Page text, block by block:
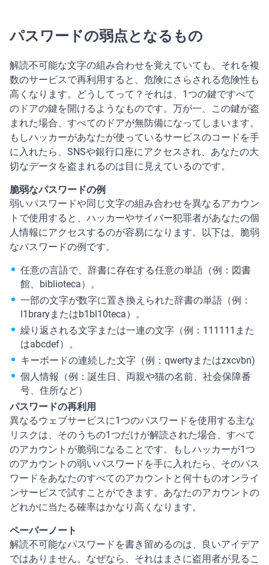
パスワードの弱点となるもの
解読不可能な文字の組み合わせを覚えていても、それを複
数のサービスで再利用すると、危険にさらされる危険性も
高くなります。どうしてって？それは、1つの鍵ですべて
のドアの鍵を開けるようなものです。万が一、この鍵が盗
まれた場合、すべてのドアが無防備になってしまいます。
もしハッカーがあなたが使っているサービスのコードを手
に入れたら、SNSや銀行口座にアクセスされ、あなたの大
切なデータを盗まれるのは目に見えているのです。
脆弱なパスワードの例
弱いパスワードや同じ文字の組み合わせを異なるアカウン
トで使用すると、ハッカーやサイバー犯罪者があなたの個
人情報にアクセスするのが容易になります。以下は、脆弱
なパスワードの例です。
任意の言語で、辞書に存在する任意の単語（例：図書
館、biblioteca）。
一部の文字が数字に置き換えられた辞書の単語（例：
l1braryまたはb1bl10teca）。
繰り返される文字または一連の文字（例：111111また
はabcdef）。
キーボードの連続した文字（例：qwertyまたはzxcvbn)
個人情報（例：誕生日、両親や猫の名前、社会保障番
号、住所など）
パスワードの再利用
異なるウェブサービスに1つのパスワードを使用する主な
リスクは、そのうちの1つだけが解読された場合、すべて
のアカウントが脆弱になることです。もしハッカーが1つ
のアカウントの弱いパスワードを手に入れたら、そのパス
ワードをあなたのすべてのアカウントと何十ものオンライ
ンサービスで試すことができます。あなたのアカウントの
どれかに当たる確率はかなり高くなります。
ペーパーノート
解読不可能なパスワードを書き留めるのは、良いアイデア
ではありません。なぜなら、それはまさに盗用者が見るこ